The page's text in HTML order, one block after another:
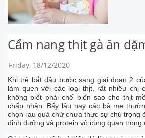
Cẩm nang thịt gà ăn
Friday, 18/12/2020
Khi trẻ bắt đầu bước sang giai đoạn 2
làm quen với các loại thịt, rất nhiều chị
không biết phải chế biến sao cho thịt
chấp nhận. Bấy lâu nay các bà mẹ
chọn rau quả chứ chưa thực sự chú trọng
dinh dưỡng và protein vô cùng quan trọng